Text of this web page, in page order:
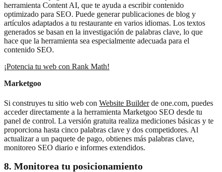
herramienta Content AI, que te ayuda a escribir contenido
optimizado para SEO. Puede generar publicaciones de blog y
artículos adaptados a tu restaurante en varios idiomas. Los textos
generados se basan en la investigación de palabras clave, lo que
hace que la herramienta sea especialmente adecuada para el
contenido SEO.
¡Potencia tu web con Rank Math!
Marketgoo
Si construyes tu sitio web con Website Builderde one.com, puedes
acceder directamente a la herramienta Marketgoo SEO desde tu
panel de control. La versión gratuita realiza mediciones básicas y te
proporciona hasta cinco palabras clave y dos competidores. Al
actualizar a un paquete de pago, obtienes más palabras clave,
monitoreo SEO diario e informes extendidos.
8. Monitorea tu posicionamiento